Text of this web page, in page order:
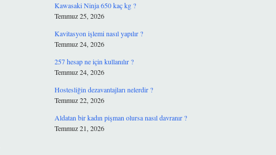
Kawasaki Ninja 650 kaç kg ?
Temmuz 25, 2026
Kavitasyon işlemi nasıl yapılır ?
Temmuz 24, 2026
257 hesap ne için kullanılır ?
Temmuz 24, 2026
Hostesliğin dezavantajları nelerdir ?
Temmuz 22, 2026
Aldatan bir kadın pişman olursa nasıl davranır ?
Temmuz 21, 2026